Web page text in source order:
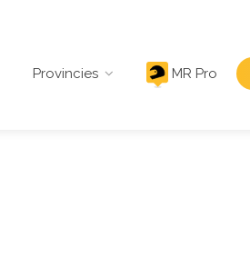
Provincies MR Pro